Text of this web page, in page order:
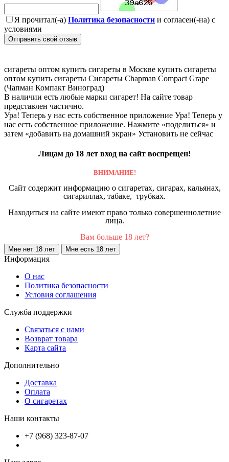
Я прочитал(-а) Политика безопасности и согласен(-на) с
условиями
Отправить свой отзыв
сигареты оптом купить сигареты в Москве купить сигареты
оптом купить сигареты Сигареты Chapman Compact Grape
(Чапман Компакт Виноград)
В наличии есть любые марки сигарет! На сайте товар
представлен частично.
Ура! Теперь у нас есть собственное приложение Ура! Теперь у
нас есть собственное приложение. Нажмите «поделиться» и
затем «добавить на домашний экран» Установить не сейчас
Лицам до 18 лет вход на сайт воспрещен!
ВНИМАНИЕ!
Сайт содержит информацию о сигаретах, сигарах, кальянах,
сигариллах, табаке, трубках.
Находиться на сайте имеют право только совершеннолетние
лица.
Вам больше 18 лет?
Мне нет 18 лет Мне есть 18 лет
Информация
О нас
Политика безопасности
Условия соглашения
Служба поддержки
Связаться с нами
Возврат товара
Карта сайта
Дополнительно
Доставка
Оплата
О сигаретах
Наши контакты
+7 (968) 323-87-07